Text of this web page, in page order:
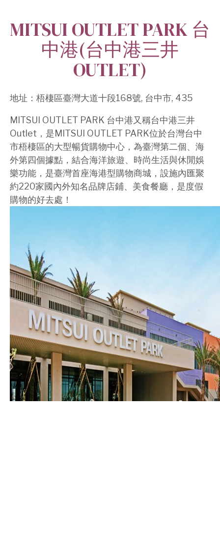
MITSUI OUTLET PARK 台
中港(台中港三井
OUTLET)
地址： 梧棲區臺灣大道十段168號, 台中市, 435
MITSUI OUTLET PARK 台中港又稱台中港三井
Outlet，是MITSUI OUTLET PARK位於台灣台中
市梧棲區的大型暢貨購物中心，為臺灣第二個、海
外第四個據點，結合海洋旅遊、時尚生活與休閒娛
樂功能，是臺灣首座海港型購物商城，設施內匯聚
約220家國內外知名品牌店鋪、美食餐廳，是度假
購物的好去處！